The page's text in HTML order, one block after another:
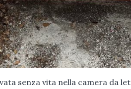
senza vita nella camera da